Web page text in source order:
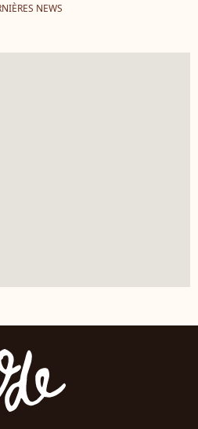
NEWS